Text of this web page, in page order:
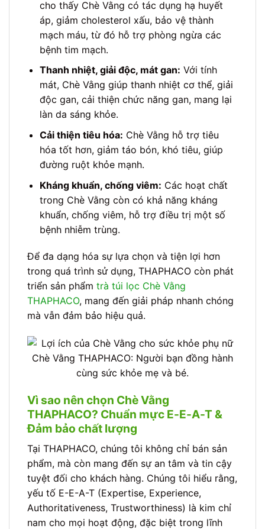
cho thấy Chè Vằng có tác dụng hạ huyết
áp, giảm cholesterol xấu, bảo vệ thành
mạch máu, từ đó hỗ trợ phòng ngừa các
bệnh tim mạch.
Thanh nhiệt, giải độc, mát gan: Với tính
mát, Chè Vằng giúp thanh nhiệt cơ thể, giải
độc gan, cải thiện chức năng gan, mang lại
làn da sáng khỏe.
Cải thiện tiêu hóa: Chè Vằng hỗ trợ tiêu
hóa tốt hơn, giảm táo bón, khó tiêu, giúp
đường ruột khỏe mạnh.
Kháng khuẩn, chống viêm: Các hoạt chất
trong Chè Vằng còn có khả năng kháng
khuẩn, chống viêm, hỗ trợ điều trị một số
bệnh nhiễm trùng.
Để đa dạng hóa sự lựa chọn và tiện lợi hơn
trong quá trình sử dụng, THAPHACO còn phát
triển sản phẩm trà túi lọc Chè Vằng
THAPHACO, mang đến giải pháp nhanh chóng
mà vẫn đảm bảo hiệu quả.
Chè Vằng THAPHACO: Người bạn đồng hành
cùng sức khỏe mẹ và bé.
Vì sao nên chọn Chè Vằng
THAPHACO? Chuẩn mực E-E-A-T &
Đảm bảo chất lượng
Tại THAPHACO, chúng tôi không chỉ bán sản
phẩm, mà còn mang đến sự an tâm và tin cậy
tuyệt đối cho khách hàng. Chúng tôi hiểu rằng,
yếu tố E-E-A-T (Expertise, Experience,
Authoritativeness, Trustworthiness) là kim chỉ
nam cho mọi hoạt động, đặc biệt trong lĩnh